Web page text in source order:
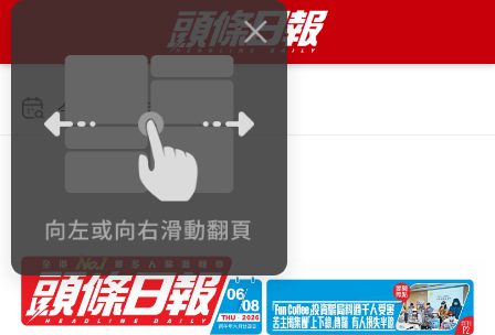
今日 2026年8月6日